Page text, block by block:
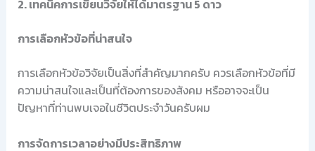
2. เทคนิคการเขียนวิจัยให้ได้มาตรฐาน 5 ดาว
การเลือกหัวข้อที่น่าสนใจ
การเลือกหัวข้อวิจัยเป็นสิ่งที่สำคัญมากครับ ควรเลือกหัวข้อที่มี
ความน่าสนใจและเป็นที่ต้องการของสังคม หรืออาจจะเป็น
ปัญหาที่ท่านพบเจอในชีวิตประจำวันครับผม
การจัดการเวลาอย่างมีประสิทธิภาพ